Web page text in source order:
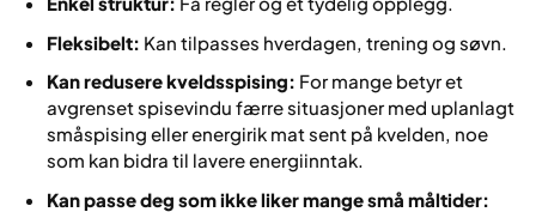
Fleksibelt: Kan tilpasses hverdagen, trening og søvn.
Kan redusere kveldsspising: For mange betyr et
avgrenset spisevindu færre situasjoner med uplanlagt
småspising eller energirik mat sent på kvelden, noe
som kan bidra til lavere energiinntak.
Kan passe deg som ikke liker mange små måltider: